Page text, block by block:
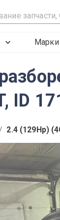
Марки
ID
2.4 (129Hp)